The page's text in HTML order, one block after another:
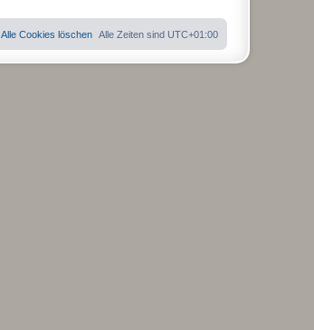
Alle Zeiten sind UTC+01:00
Alle Cookies löschen